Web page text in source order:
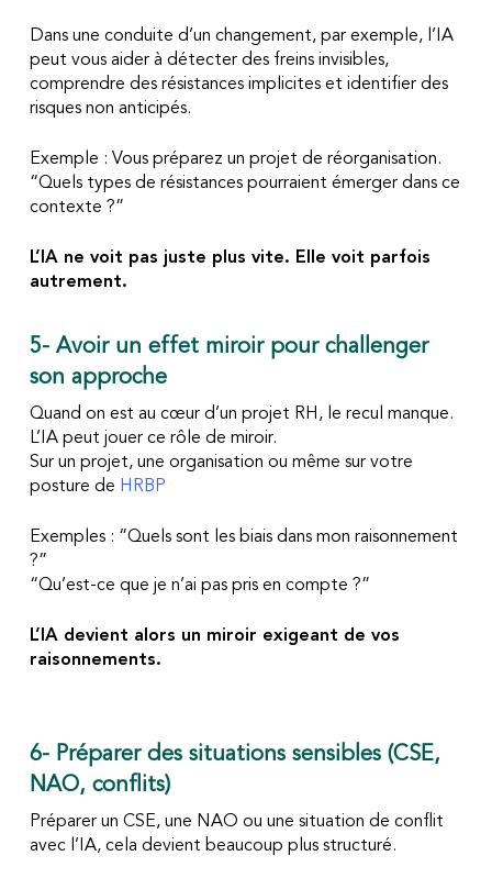
Dans une conduite d’un changement, par exemple, l’IA
peut vous aider à détecter des freins invisibles,
comprendre des résistances implicites et identifier des
risques non anticipés.
Exemple : Vous préparez un projet de réorganisation.
“Quels types de résistances pourraient émerger dans ce
contexte ?”
L’IA ne voit pas juste plus vite. Elle voit parfois
autrement.
5- Avoir un effet miroir pour challenger
son approche
Quand on est au cœur d’un projet RH, le recul manque.
L’IA peut jouer ce rôle de miroir.
Sur un projet, une organisation ou même sur votre
posture de HRBP
Exemples : “Quels sont les biais dans mon raisonnement
?”
“Qu’est-ce que je n’ai pas pris en compte ?”
L’IA devient alors un miroir exigeant de vos
raisonnements.
6- Préparer des situations sensibles (CSE,
NAO, conflits)
Préparer un CSE, une NAO ou une situation de conflit
avec l’IA, cela devient beaucoup plus structuré.